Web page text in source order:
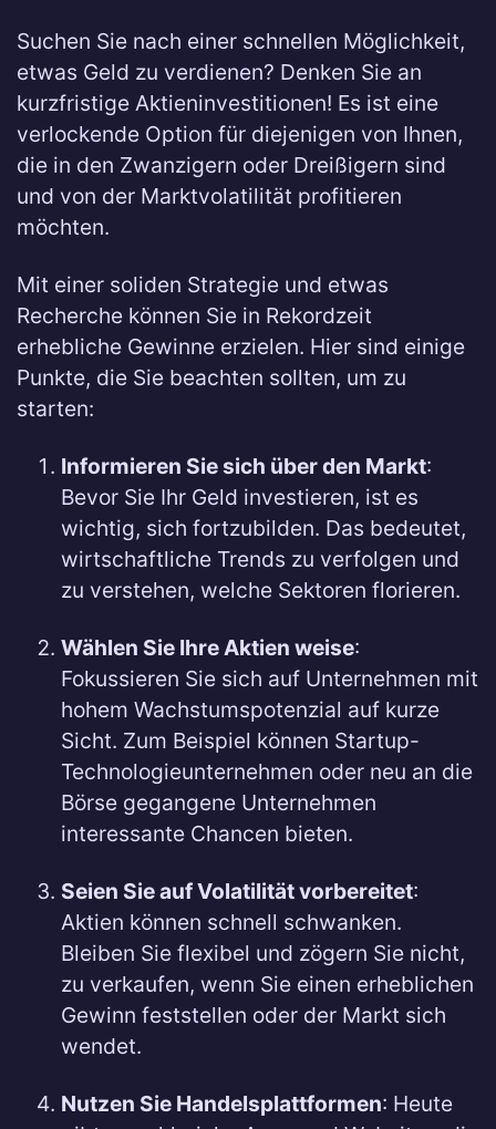
Suchen Sie nach einer schnellen Möglichkeit,
etwas Geld zu verdienen? Denken Sie an
kurzfristige Aktieninvestitionen! Es ist eine
verlockende Option für diejenigen von Ihnen,
die in den Zwanzigern oder Dreißigern sind
und von der Marktvolatilität profitieren
möchten.
Mit einer soliden Strategie und etwas
Recherche können Sie in Rekordzeit
erhebliche Gewinne erzielen. Hier sind einige
Punkte, die Sie beachten sollten, um zu
starten:
Informieren Sie sich über den Markt:
Bevor Sie Ihr Geld investieren, ist es
wichtig, sich fortzubilden. Das bedeutet,
wirtschaftliche Trends zu verfolgen und
zu verstehen, welche Sektoren florieren.
Wählen Sie Ihre Aktien weise:
Fokussieren Sie sich auf Unternehmen mit
hohem Wachstumspotenzial auf kurze
Sicht. Zum Beispiel können Startup-
Technologieunternehmen oder neu an die
Börse gegangene Unternehmen
interessante Chancen bieten.
Seien Sie auf Volatilität vorbereitet:
Aktien können schnell schwanken.
Bleiben Sie flexibel und zögern Sie nicht,
zu verkaufen, wenn Sie einen erheblichen
Gewinn feststellen oder der Markt sich
wendet.
Nutzen Sie Handelsplattformen: Heute